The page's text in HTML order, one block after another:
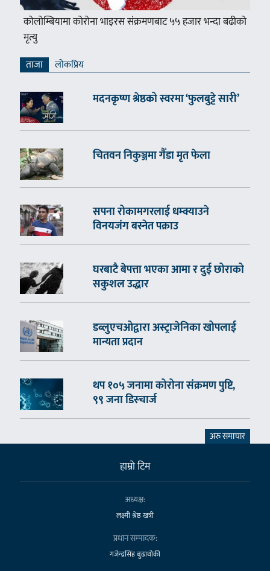
कोलोम्बियामा कोरोना भाइरस संक्रमणबाट ५५ हजार भन्दा बढीको
मृत्यु
ताजा लाेकप्रिय
मदनकृष्ण श्रेष्ठको स्वरमा ‘फुलबुट्टे सारी’
चितवन निकुञ्जमा गैँडा मृत फेला
सपना रोकामगरलाई धम्क्याउने
विनयजंग बस्नेत पक्राउ
घरबाटै बेपत्ता भएका आमा र दुई छोराको
सकुशल उद्धार
डब्लुएचओद्वारा अस्ट्राजेनिका खोपलाई
मान्यता प्रदान
थप १०५ जनामा कोरोना संक्रमण पुष्टि,
९९ जना डिस्चार्ज
अरु समाचार
हाम्राे टिम
अध्यक्ष:
लक्ष्मी श्रेष्ठ खत्री
प्रधान सम्पादक:
गजेन्द्रसिंह बुढाथोकी